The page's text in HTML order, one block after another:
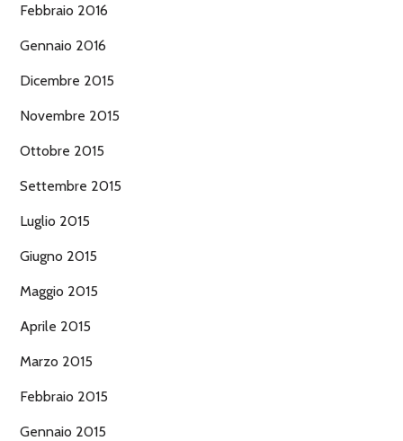
Febbraio 2016
Gennaio 2016
Dicembre 2015
Novembre 2015
Ottobre 2015
Settembre 2015
Luglio 2015
Giugno 2015
Maggio 2015
Aprile 2015
Marzo 2015
Febbraio 2015
Gennaio 2015